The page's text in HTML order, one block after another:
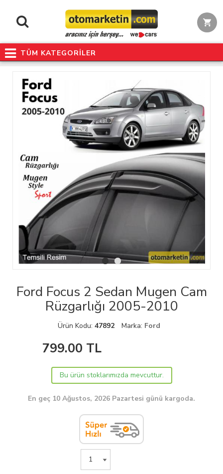
TÜM KATEGORİLER
Ford Focus 2 Sedan Mugen Cam
Rüzgarlığı 2005-2010
Ürün Kodu: 47892 Marka: Ford
799.00 TL
Bu ürün stoklarımızda mevcuttur.
En geç 10 Ağustos, 2026 Pazartesi günü kargoda.